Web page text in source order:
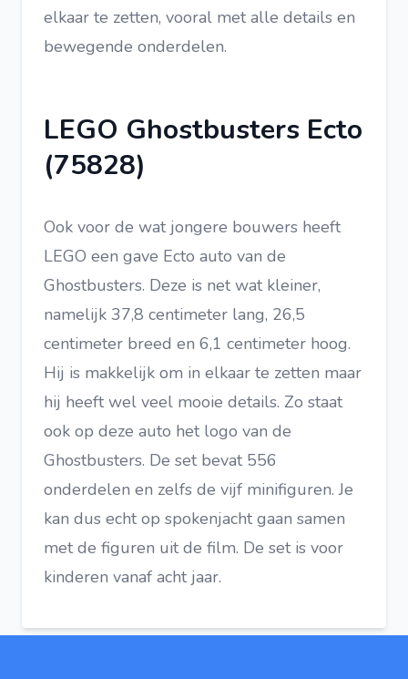
elkaar te zetten, vooral met alle details en
bewegende onderdelen.
LEGO Ghostbusters Ecto
(75828)
Ook voor de wat jongere bouwers heeft
LEGO een gave Ecto auto van de
Ghostbusters. Deze is net wat kleiner,
namelijk 37,8 centimeter lang, 26,5
centimeter breed en 6,1 centimeter hoog.
Hij is makkelijk om in elkaar te zetten maar
hij heeft wel veel mooie details. Zo staat
ook op deze auto het logo van de
Ghostbusters. De set bevat 556
onderdelen en zelfs de vijf minifiguren. Je
kan dus echt op spokenjacht gaan samen
met de figuren uit de film. De set is voor
kinderen vanaf acht jaar.